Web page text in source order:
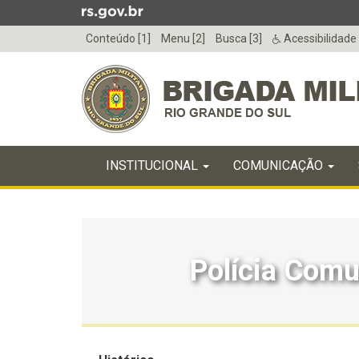
para
menu
Conteúdo [1] Menu [2] Busca [3] Acessibilidade
do
menu
INICIAL
INSTITUCIONAL COMUNICAÇÃO
Polícia